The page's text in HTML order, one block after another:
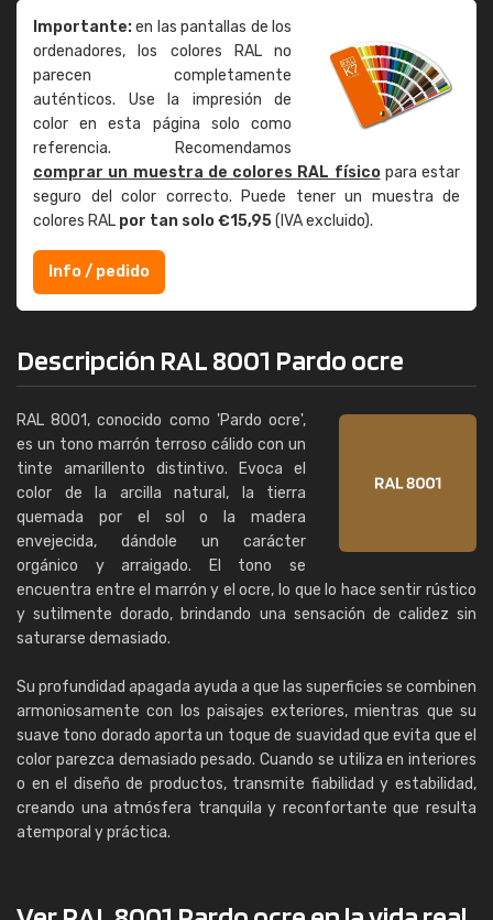
Importante:en las pantallas de los
ordenadores, los colores RAL no
parecen completamente
auténticos. Use la impresión de
color en esta página solo como
referencia. Recomendamos
comprar un muestra de colores RAL físicopara estar
seguro del color correcto. Puede tener un muestra de
colores RAL por tan solo €15,95(IVA excluido).
Info / pedido
Descripción RAL 8001 Pardo ocre
RAL 8001, conocido como 'Pardo ocre',
es un tono marrón terroso cálido con un
tinte amarillento distintivo. Evoca el
color de la arcilla natural, la tierra
quemada por el sol o la madera
envejecida, dándole un carácter
orgánico y arraigado. El tono se
encuentra entre el marrón y el ocre, lo que lo hace sentir rústico
y sutilmente dorado, brindando una sensación de calidez sin
saturarse demasiado.
Su profundidad apagada ayuda a que las superficies se combinen
armoniosamente con los paisajes exteriores, mientras que su
suave tono dorado aporta un toque de suavidad que evita que el
color parezca demasiado pesado. Cuando se utiliza en interiores
o en el diseño de productos, transmite fiabilidad y estabilidad,
creando una atmósfera tranquila y reconfortante que resulta
atemporal y práctica.